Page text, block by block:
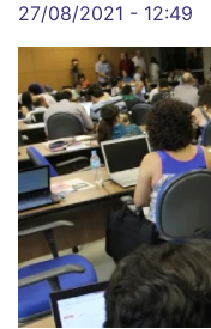
27/08/2021 - 12:49